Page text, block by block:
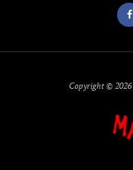
Copyright © 2026